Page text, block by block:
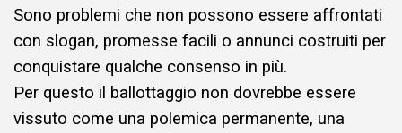
Sono problemi che non possono essere affrontati
con slogan, promesse facili o annunci costruiti per
conquistare qualche consenso in più.
Per questo il ballottaggio non dovrebbe essere
vissuto come una polemica permanente, una